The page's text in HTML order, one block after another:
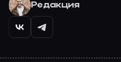
Редакция